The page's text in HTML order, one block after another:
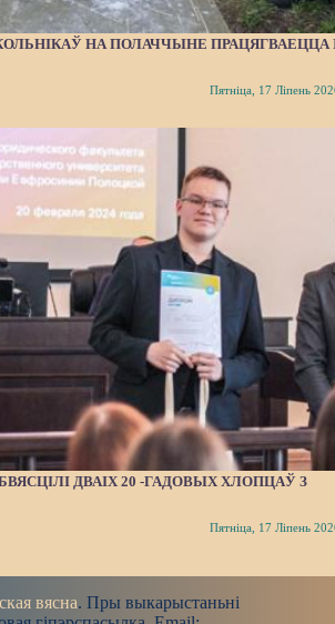
НА ПОЛАЧЧЫНЕ ПРАЦЯГВАЕЦЦА
Пятніца, 17 Ліпень
ДВАІХ 20 -ГАДОВЫХ ХЛОПЦАЎ З
Пятніца, 17 Ліпень
вясна. Пры выкарыстаньні